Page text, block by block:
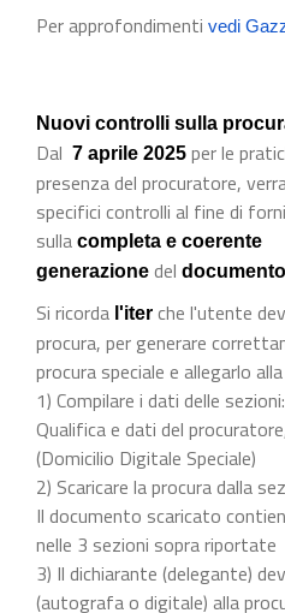
Per approfondimenti vedi
Nuovi controlli sulla
Dal 7 aprile 2025 per le
presenza del procuratore,
specifici controlli al fine di
sulla completa e coerente
generazione del
Si ricorda l'iter che l'utente
procura, per generare
procura speciale e allegarlo
1) Compilare i dati delle
Qualifica e dati del
(Domicilio Digitale Speciale)
2) Scaricare la procura dalla
Il documento scaricato
nelle 3 sezioni sopra riportate
3) Il dichiarante (delegante)
(autografa o digitale) alla